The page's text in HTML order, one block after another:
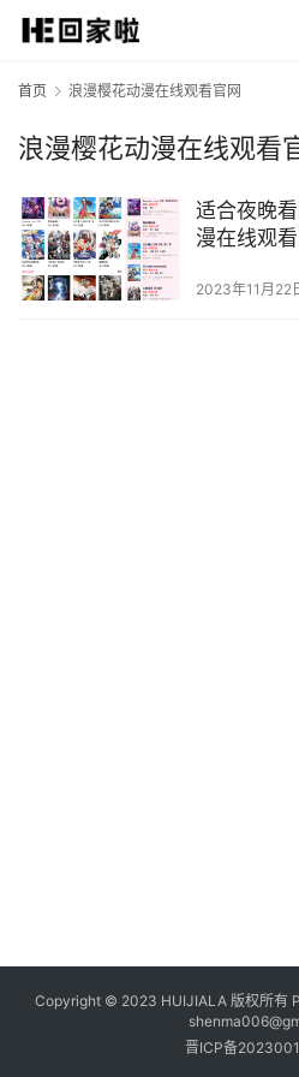
首页 浪漫樱花动漫在线观看官网
浪漫樱花动漫在线观看
适合夜晚
漫在线观
2023年11月22
Copyright © 2023 HUIJIALA 版权所有
晋ICP备